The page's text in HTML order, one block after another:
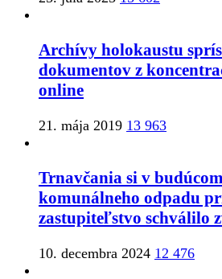
Archívy holokaustu
dokumentov z
online
21. mája 2019 13 963
Trnavčania si v
komunálneho odpadu
zastupiteľstvo schválilo
10. decembra 2024 12 476